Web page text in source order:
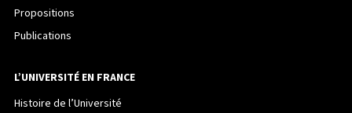
Propositions
Publications
L’UNIVERSITÉ EN FRANCE
Histoire de l’Université